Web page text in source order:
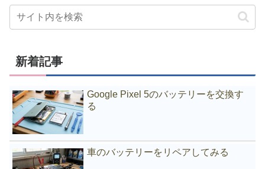
新着記事
Google Pixel 5のバッテリーを交換す
る
車のバッテリーをリペアしてみる